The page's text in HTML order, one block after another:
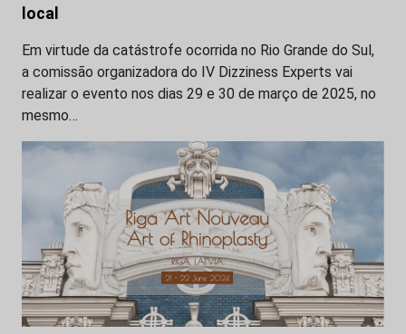
local
Em virtude da catástrofe ocorrida no Rio Grande do Sul,
a comissão organizadora do IV Dizziness Experts vai
realizar o evento nos dias 29 e 30 de março de 2025, no
mesmo…